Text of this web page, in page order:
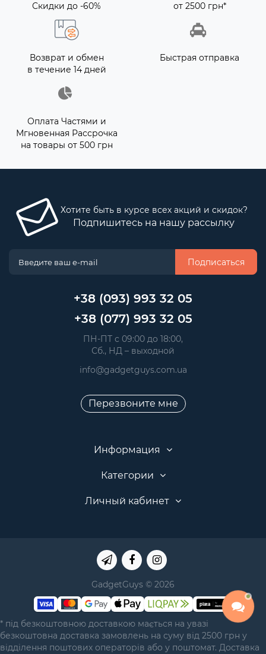
Скидки до -60%
от 2500 грн*
Возврат и обмен
в течение 14 дней
Быстрая отправка
Оплата Частями и
Мгновенная Рассрочка
на товары от 500 грн
Хотите быть в курсе всех акций и скидок?
Подпишитесь на нашу рассылку
Подписаться
+38 (093) 993 32 05
+38 (077) 993 32 05
ПН-ПТ с 09:00 до 18:00,
Сб., НД – выходной
info@gadgetguys.com.ua
Перезвоните мне
Информация
Категории
Личный кабинет
GadgetGuys © 2026
* під безкоштовною доставкою мається на увазі
безкоштовна доставка замовлень на суму від 2500 грн у
відділення поштових операторів або у поштомат. Доставка